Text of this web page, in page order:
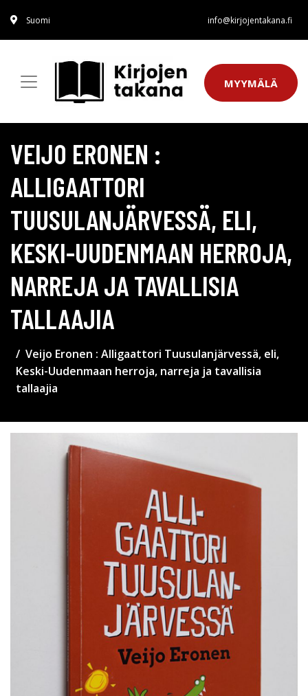
Suomi info@kirjojentakana.fi
MYYMÄLÄ
VEIJO ERONEN :
ALLIGAATTORI
TUUSULANJÄRVESSÄ, ELI,
KESKI-UUDENMAAN HERROJA,
NARREJA JA TAVALLISIA
TALLAAJIA
Veijo Eronen : Alligaattori Tuusulanjärvessä, eli,
Keski-Uudenmaan herroja, narreja ja tavallisia
tallaajia